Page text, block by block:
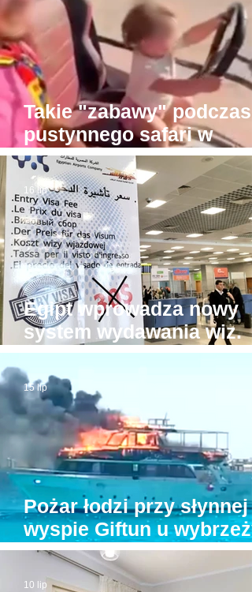
Takie "zabawy" podczas
pustynnego safari w
Hurghadzie. Co trzeba
mieć w głowie, żeby na to
pozwolić?!
Egipt wprowadza nowy
system wydawania wiz.
Będzie drożej!
16 lip
Pożar łodzi przy słynnej
wyspie Giftun u wybrzeży
Hurghady. Na pokładzie
było kilkunastu turystów
15 lip
10 lip